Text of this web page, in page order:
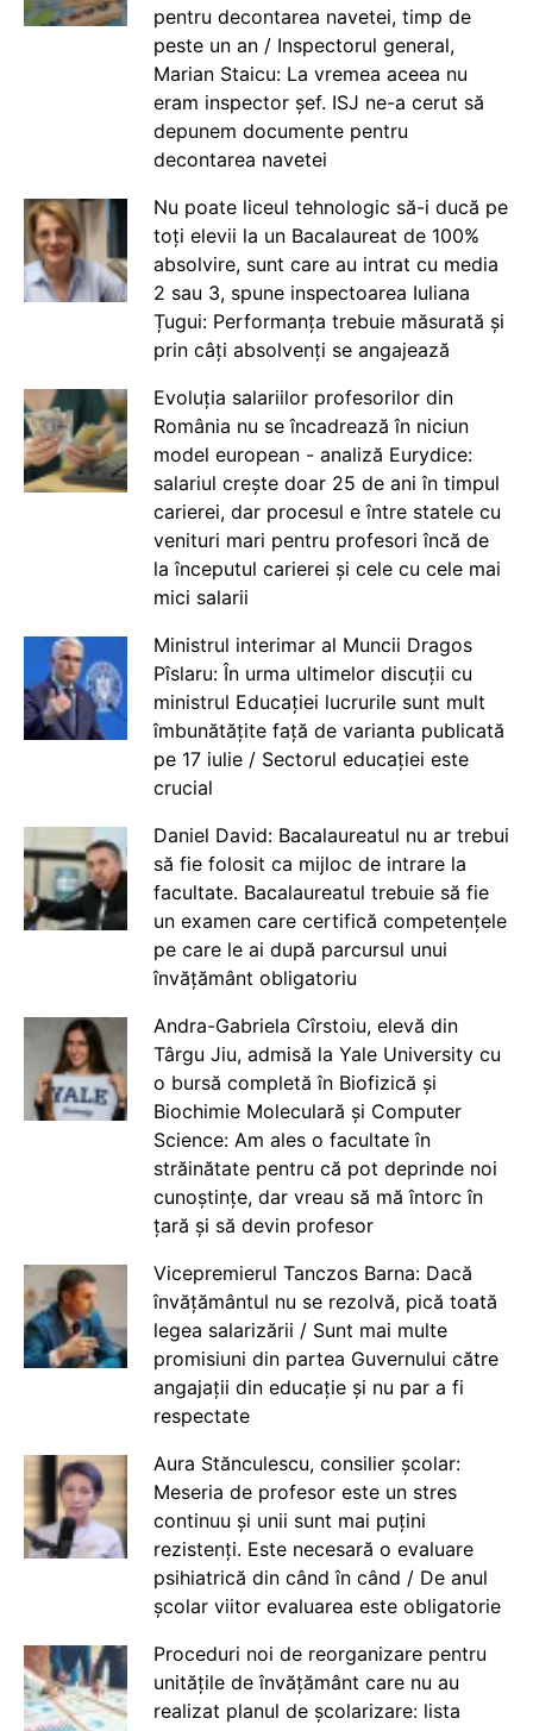
pentru decontarea navetei, timp de
peste un an / Inspectorul general,
Marian Staicu: La vremea aceea nu
eram inspector șef. ISJ ne-a cerut să
depunem documente pentru
decontarea navetei
Nu poate liceul tehnologic să-i ducă pe
toți elevii la un Bacalaureat de 100%
absolvire, sunt care au intrat cu media
2 sau 3, spune inspectoarea Iuliana
Țugui: Performanța trebuie măsurată și
prin câți absolvenți se angajează
Evoluția salariilor profesorilor din
România nu se încadrează în niciun
model european - analiză Eurydice:
salariul crește doar 25 de ani în timpul
carierei, dar procesul e între statele cu
venituri mari pentru profesori încă de
la începutul carierei și cele cu cele mai
mici salarii
Ministrul interimar al Muncii Dragos
Pîslaru: În urma ultimelor discuții cu
ministrul Educației lucrurile sunt mult
îmbunătățite față de varianta publicată
pe 17 iulie / Sectorul educației este
crucial
Daniel David: Bacalaureatul nu ar trebui
să fie folosit ca mijloc de intrare la
facultate. Bacalaureatul trebuie să fie
un examen care certifică competențele
pe care le ai după parcursul unui
învățământ obligatoriu
Andra-Gabriela Cîrstoiu, elevă din
Târgu Jiu, admisă la Yale University cu
o bursă completă în Biofizică și
Biochimie Moleculară și Computer
Science: Am ales o facultate în
străinătate pentru că pot deprinde noi
cunoștințe, dar vreau să mă întorc în
țară și să devin profesor
Vicepremierul Tanczos Barna: Dacă
învățământul nu se rezolvă, pică toată
legea salarizării / Sunt mai multe
promisiuni din partea Guvernului către
angajații din educație și nu par a fi
respectate
Aura Stănculescu, consilier școlar:
Meseria de profesor este un stres
continuu și unii sunt mai puțini
rezistenți. Este necesară o evaluare
psihiatrică din când în când / De anul
școlar viitor evaluarea este obligatorie
Proceduri noi de reorganizare pentru
unitățile de învățământ care nu au
realizat planul de școlarizare: lista